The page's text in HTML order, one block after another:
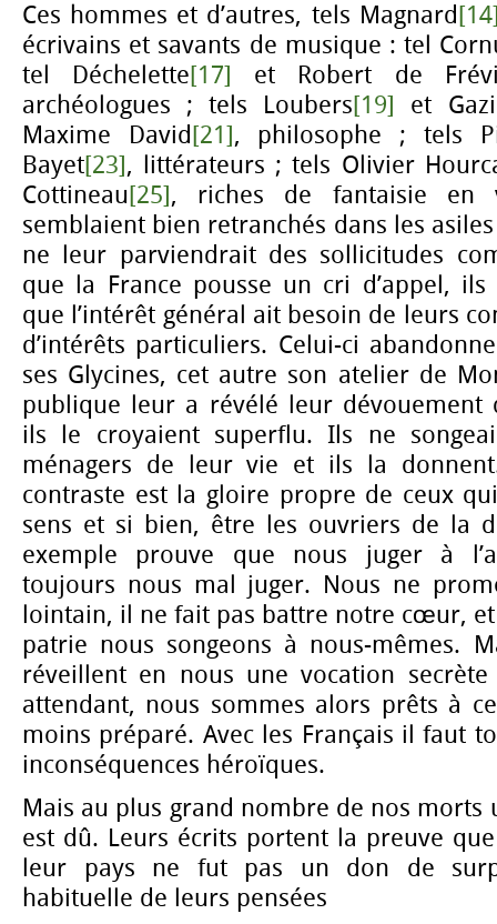
Ces hommes et d’autres, tels Magnard
écrivains et savants de musique : tel
tel Déchelette[17]
et Robert de
archéologues ; tels Loubers[19]
et
Maxime David[21], philosophe ; tels
Bayet[23], littérateurs ; tels Olivier
Cottineau[25], riches de fantaisie en
semblaient bien retranchés dans les
ne leur parviendrait des sollicitudes
que la France pousse un cri d’appel,
que l’intérêt général ait besoin de leurs
d’intérêts particuliers. Celui-ci
ses Glycines, cet autre son atelier de
publique leur a révélé leur dévouement
ils le croyaient superflu. Ils ne
ménagers de leur vie et ils la
contraste est la gloire propre de ceux
sens et si bien, être les ouvriers de la
exemple prouve que nous juger à
toujours nous mal juger. Nous ne
lointain, il ne fait pas battre notre cœur,
patrie nous songeons à nous-mêmes.
réveillent en nous une vocation
attendant, nous sommes alors prêts à
moins préparé. Avec les Français il faut
inconséquences héroïques.
Mais au plus grand nombre de nos morts
est dû. Leurs écrits portent la preuve
leur pays ne fut pas un don de
habituelle de leurs pensées